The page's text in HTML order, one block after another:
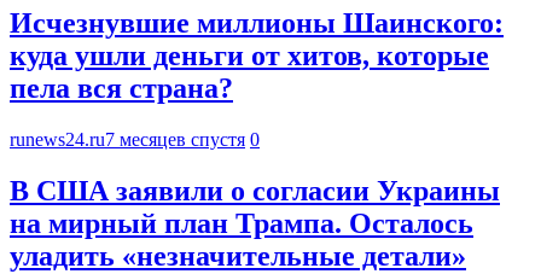
Исчезнувшие миллионы Шаинского:
куда ушли деньги от хитов, которые
пела вся страна?
runews24.ru7 месяцев спустя 0
В США заявили о согласии Украины
на мирный план Трампа. Осталось
уладить «незначительные детали»